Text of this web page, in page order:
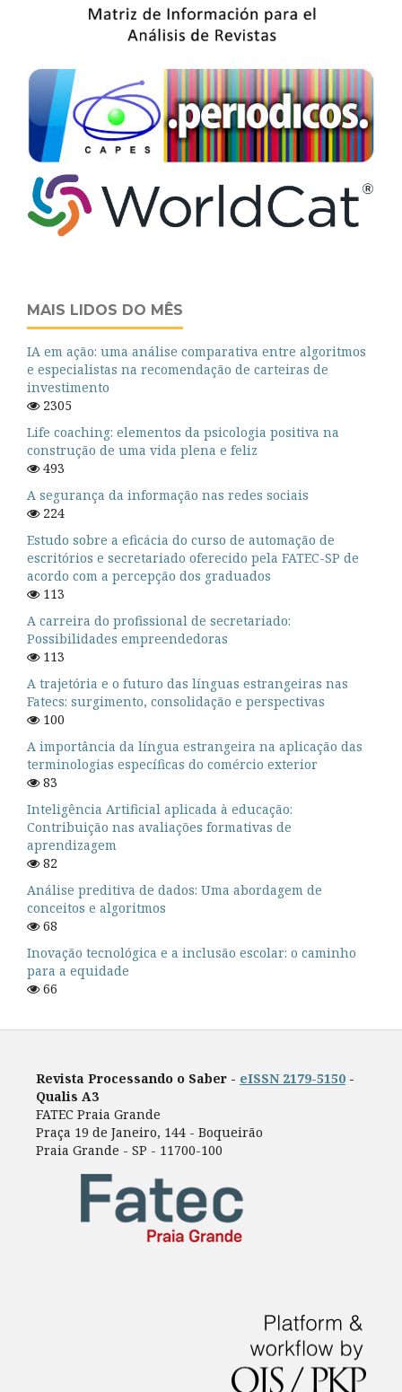
MAIS LIDOS DO MÊS
IA em ação: uma análise comparativa entre algoritmos
e especialistas na recomendação de carteiras de
investimento
2305
Life coaching: elementos da psicologia positiva na
construção de uma vida plena e feliz
493
A segurança da informação nas redes sociais
224
Estudo sobre a eficácia do curso de automação de
escritórios e secretariado oferecido pela FATEC-SP de
acordo com a percepção dos graduados
113
A carreira do profissional de secretariado:
Possibilidades empreendedoras
113
A trajetória e o futuro das línguas estrangeiras nas
Fatecs: surgimento, consolidação e perspectivas
100
A importância da língua estrangeira na aplicação das
terminologias específicas do comércio exterior
83
Inteligência Artificial aplicada à educação:
Contribuição nas avaliações formativas de
aprendizagem
82
Análise preditiva de dados: Uma abordagem de
conceitos e algoritmos
68
Inovação tecnológica e a inclusão escolar: o caminho
para a equidade
66
Revista Processando o Saber - eISSN 2179-5150 -
Qualis A3
FATEC Praia Grande
Praça 19 de Janeiro, 144 - Boqueirão
Praia Grande - SP - 11700-100